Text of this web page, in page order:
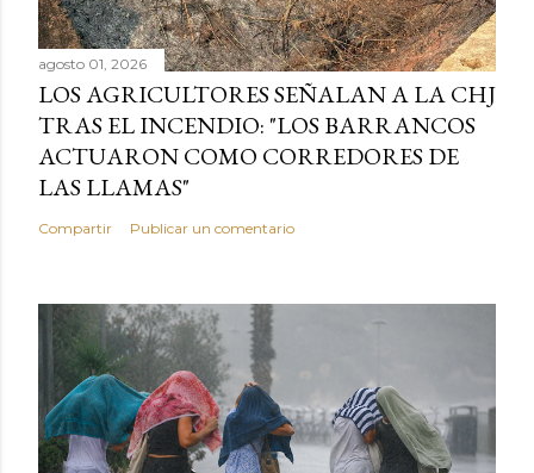
agosto 01, 2026
LOS AGRICULTORES SEÑALAN A LA CHJ
TRAS EL INCENDIO: "LOS BARRANCOS
ACTUARON COMO CORREDORES DE
LAS LLAMAS"
Compartir Publicar un comentario